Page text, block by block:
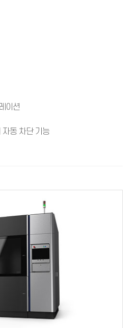
이션
동 차단 기능